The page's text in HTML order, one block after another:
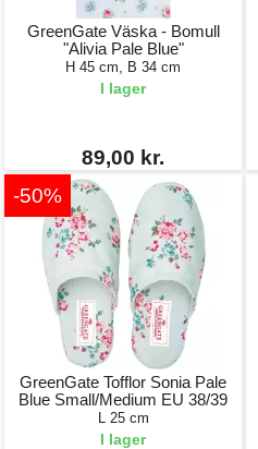
GreenGate Väska - Bomull
"Alivia Pale Blue"
H 45 cm, B 34 cm
I lager
89,00 kr.
-50%
GreenGate Tofflor Sonia Pale
Blue Small/Medium EU 38/39
L 25 cm
I lager